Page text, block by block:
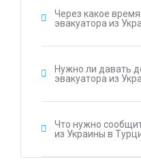
Через какое
эвакуатора из
Нужно ли давать
эвакуатора из
Что нужно
из Украины в